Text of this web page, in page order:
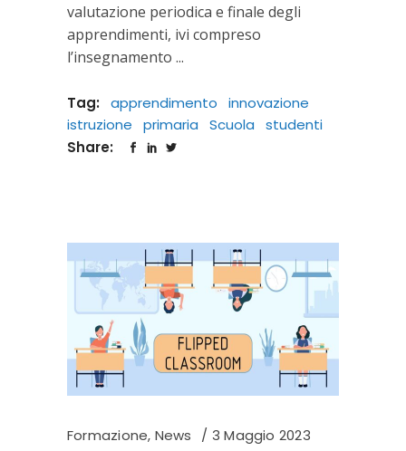
valutazione periodica e finale degli
apprendimenti, ivi compreso
l’insegnamento
Tag: apprendimento
innovazione
istruzione
primaria Scuola
studenti
Share:
Formazione, News 3 Maggio 2023